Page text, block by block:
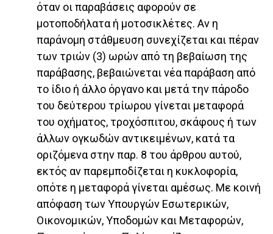
όταν οι παραβάσεις αφορούν σε
μοτοποδήλατα ή μοτοσικλέτες. Αν η
παράνομη στάθμευση συνεχίζεται και πέραν
των τριών (3) ωρών από τη βεβαίωση της
παράβασης, βεβαιώνεται νέα παράβαση από
το ίδιο ή άλλο όργανο και μετά την πάροδο
του δεύτερου τρίωρου γίνεται μεταφορά
του οχήματος, τροχόσπιτου, σκάφους ή των
άλλων ογκωδών αντικειμένων, κατά τα
οριζόμενα στην παρ. 8 του άρθρου αυτού,
εκτός αν παρεμποδίζεται η κυκλοφορία,
οπότε η μεταφορά γίνεται αμέσως. Με κοινή
απόφαση των Υπουργών Εσωτερικών,
Οικονομικών, Υποδομών και Μεταφορών,